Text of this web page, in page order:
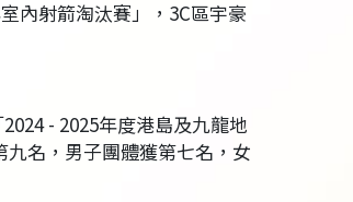
內射箭淘汰賽」，3C區宇豪
- 2025年度港島及九龍地
名，男子團體獲第七名，女